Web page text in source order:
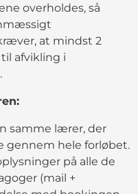
overholdes, så
at mindst 2
afvikling i
samme lærer, der
gennem hele forløbet.
på alle de
(mail +